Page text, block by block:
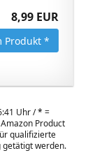
8,99 EUR
Produkt *
Uhr /* =
Product
qualifizierte
getätigt werden.